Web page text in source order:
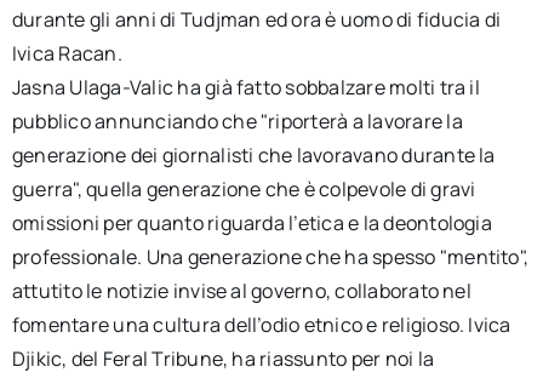
durante gli anni di Tudjman ed ora è uomo di fiducia di
Ivica Racan.
Jasna Ulaga-Valic ha già fatto sobbalzare molti tra il
pubblico annunciando che "riporterà a lavorare la
generazione dei giornalisti che lavoravano durante la
guerra", quella generazione che è colpevole di gravi
omissioni per quanto riguarda l’etica e la deontologia
professionale. Una generazione che ha spesso "mentito",
attutito le notizie invise al governo, collaborato nel
fomentare una cultura dell’odio etnico e religioso. Ivica
Djikic, del Feral Tribune, ha riassunto per noi la